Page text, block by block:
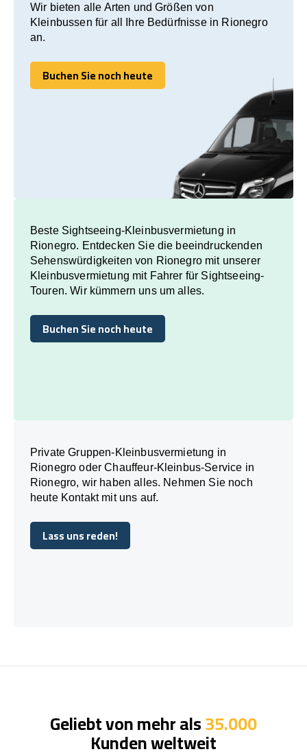
Wir bieten alle Arten und Größen von
Kleinbussen für all Ihre Bedürfnisse in Rionegro
an.
Buchen Sie noch heute
Buchen Sie noch heute
Beste Sightseeing-Kleinbusvermietung in
Rionegro. Entdecken Sie die beeindruckenden
Sehenswürdigkeiten von Rionegro mit unserer
Kleinbusvermietung mit Fahrer für Sightseeing-
Touren. Wir kümmern uns um alles.
Buchen Sie noch heute
Buchen Sie noch heute
Private Gruppen-Kleinbusvermietung in
Rionegro oder Chauffeur-Kleinbus-Service in
Rionegro, wir haben alles. Nehmen Sie noch
heute Kontakt mit uns auf.
Lass uns reden!
Lass uns reden!
Geliebt von mehr als35.000
Kunden weltweit